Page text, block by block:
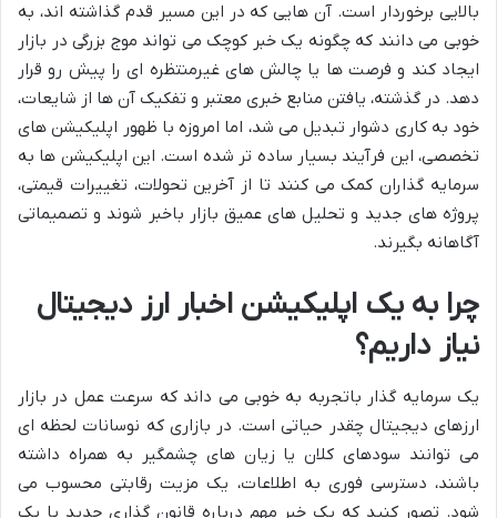
بالایی برخوردار است. آن هایی که در این مسیر قدم گذاشته اند، به
خوبی می دانند که چگونه یک خبر کوچک می تواند موج بزرگی در بازار
ایجاد کند و فرصت ها یا چالش های غیرمنتظره ای را پیش رو قرار
دهد. در گذشته، یافتن منابع خبری معتبر و تفکیک آن ها از شایعات،
خود به کاری دشوار تبدیل می شد، اما امروزه با ظهور اپلیکیشن های
تخصصی، این فرآیند بسیار ساده تر شده است. این اپلیکیشن ها به
سرمایه گذاران کمک می کنند تا از آخرین تحولات، تغییرات قیمتی،
پروژه های جدید و تحلیل های عمیق بازار باخبر شوند و تصمیماتی
آگاهانه بگیرند.
چرا به یک اپلیکیشن اخبار ارز دیجیتال
نیاز داریم؟
یک سرمایه گذار باتجربه به خوبی می داند که سرعت عمل در بازار
ارزهای دیجیتال چقدر حیاتی است. در بازاری که نوسانات لحظه ای
می توانند سودهای کلان یا زیان های چشمگیر به همراه داشته
باشند، دسترسی فوری به اطلاعات، یک مزیت رقابتی محسوب می
شود. تصور کنید که یک خبر مهم درباره قانون گذاری جدید یا یک